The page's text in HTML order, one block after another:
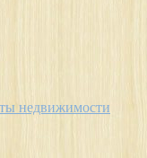
недвижимости